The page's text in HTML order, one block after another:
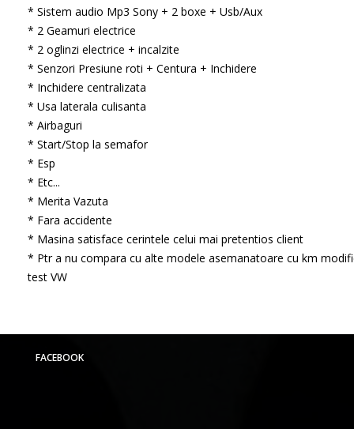
* Sistem audio Mp3 Sony + 2 boxe + Usb/Aux
* 2 Geamuri electrice
* 2 oglinzi electrice + incalzite
* Senzori Presiune roti + Centura + Inchidere
* Inchidere centralizata
* Usa laterala culisanta
* Airbaguri
* Start/Stop la semafor
* Esp
* Etc...
* Merita Vazuta
* Fara accidente
* Masina satisface cerintele celui mai pretentios client
* Ptr a nu compara cu alte modele asemanatoare cu km
test VW
FACEBOOK